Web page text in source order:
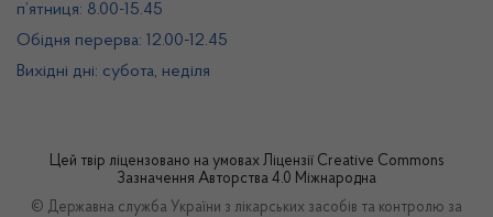
п’ятниця: 8.00-15.45
Обідня перерва: 12.00-12.45
Вихідні дні: субота, неділя
Цей твір ліцензовано на умовах Ліцензії Creative Commons
Зазначення Авторства 4.0 Міжнародна
© Державна служба України з лікарських засобів та контролю за